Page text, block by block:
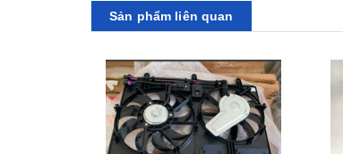
Sản phẩm liên quan